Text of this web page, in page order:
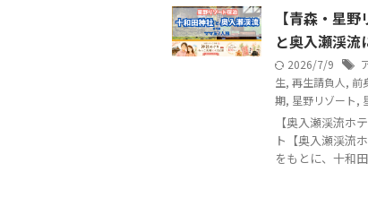
【青森・星
と奥入瀬渓流
2026/7/9
生, 再生請負人 , 前
期, 星野リゾート,
【奥入瀬渓流ホ
ト【奥入瀬渓流
をもとに、十和